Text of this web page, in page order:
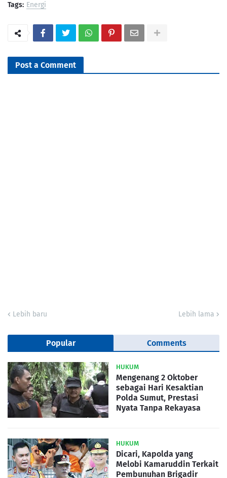
Tags: Energi
Post a Comment
Lebih baru Lebih lama
Popular Comments
HUKUM
Mengenang 2 Oktober
sebagai Hari Kesaktian
Polda Sumut, Prestasi
Nyata Tanpa Rekayasa
HUKUM
Dicari, Kapolda yang
Melobi Kamaruddin Terkait
Pembunuhan Brigadir